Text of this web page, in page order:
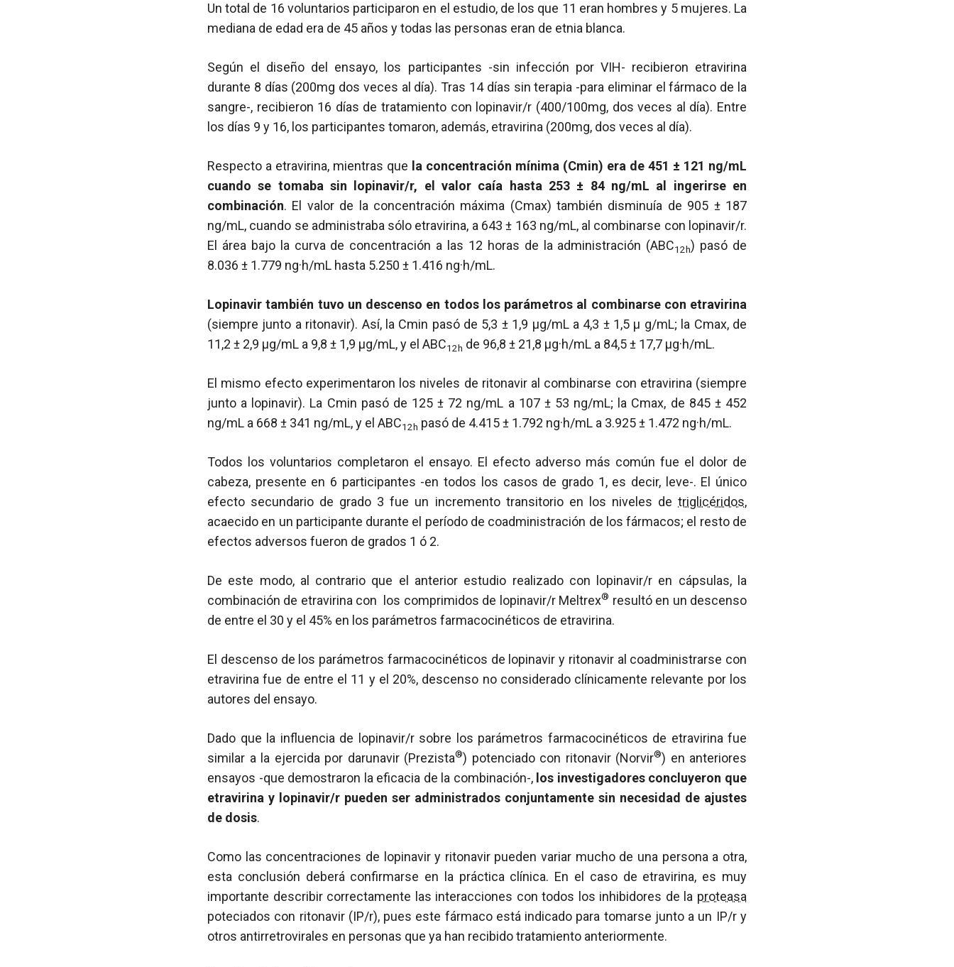
Un total de 16 voluntarios participaron en el estudio, de los que 11 eran hombres y 5 mujeres. La
mediana de edad era de 45 años y todas las personas eran de etnia blanca.
Según el diseño del ensayo, los participantes -sin infección por VIH- recibieron etravirina
durante 8 días (200mg dos veces al día). Tras 14 días sin terapia -para eliminar el fármaco de la
sangre-, recibieron 16 días de tratamiento con lopinavir/r (400/100mg, dos veces al día). Entre
los días 9 y 16, los participantes tomaron, además, etravirina (200mg, dos veces al día).
Respecto a etravirina, mientras que la concentración mínima (Cmin) era de 451 ± 121 ng/mL
cuando se tomaba sin lopinavir/r, el valor caía hasta 253 ± 84 ng/mL al ingerirse en
combinación. El valor de la concentración máxima (Cmax) también disminuía de 905 ± 187
ng/mL, cuando se administraba sólo etravirina, a 643 ± 163 ng/mL, al combinarse con lopinavir/r.
El área bajo la curva de concentración a las 12 horas de la administración (ABC12h) pasó de
8.036 ± 1.779 ng·h/mL hasta 5.250 ± 1.416 ng·h/mL.
Lopinavir también tuvo un descenso en todos los parámetros al combinarse con etravirina
(siempre junto a ritonavir). Así, la Cmin pasó de 5,3 ± 1,9 µg/mL a 4,3 ± 1,5 µ g/mL; la Cmax, de
11,2 ± 2,9 µg/mL a 9,8 ± 1,9 µg/mL, y el ABC12h de 96,8 ± 21,8 µg·h/mL a 84,5 ± 17,7 µg·h/mL.
El mismo efecto experimentaron los niveles de ritonavir al combinarse con etravirina (siempre
junto a lopinavir). La Cmin pasó de 125 ± 72 ng/mL a 107 ± 53 ng/mL; la Cmax, de 845 ± 452
ng/mL a 668 ± 341 ng/mL, y el ABC12h pasó de 4.415 ± 1.792 ng·h/mL a 3.925 ± 1.472 ng·h/mL.
Todos los voluntarios completaron el ensayo. El efecto adverso más común fue el dolor de
cabeza, presente en 6 participantes -en todos los casos de grado 1, es decir, leve-. El único
efecto secundario de grado 3 fue un incremento transitorio en los niveles de triglicéridos,
acaecido en un participante durante el período de coadministración de los fármacos; el resto de
efectos adversos fueron de grados 1 ó 2.
De este modo, al contrario que el anterior estudio realizado con lopinavir/r en cápsulas, la
combinación de etravirina con los comprimidos de lopinavir/r Meltrex® resultó en un descenso
de entre el 30 y el 45% en los parámetros farmacocinéticos de etravirina.
El descenso de los parámetros farmacocinéticos de lopinavir y ritonavir al coadministrarse con
etravirina fue de entre el 11 y el 20%, descenso no considerado clínicamente relevante por los
autores del ensayo.
Dado que la influencia de lopinavir/r sobre los parámetros farmacocinéticos de etravirina fue
similar a la ejercida por darunavir (Prezista®) potenciado con ritonavir (Norvir®) en anteriores
ensayos -que demostraron la eficacia de la combinación-, los investigadores concluyeron que
etravirina y lopinavir/r pueden ser administrados conjuntamente sin necesidad de ajustes
de dosis.
Como las concentraciones de lopinavir y ritonavir pueden variar mucho de una persona a otra,
esta conclusión deberá confirmarse en la práctica clínica. En el caso de etravirina, es muy
importante describir correctamente las interacciones con todos los inhibidores de la proteasa
poteciados con ritonavir (IP/r), pues este fármaco está indicado para tomarse junto a un IP/r y
otros antirretrovirales en personas que ya han recibido tratamiento anteriormente.